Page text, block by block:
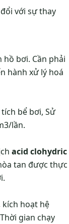
với sự thay
hồ bơi. Cần phải
hành xử lý hoá
bể bơi, Sử
lần.
acid clohydric
tan được thực
kích hoạt hệ
gian chạy